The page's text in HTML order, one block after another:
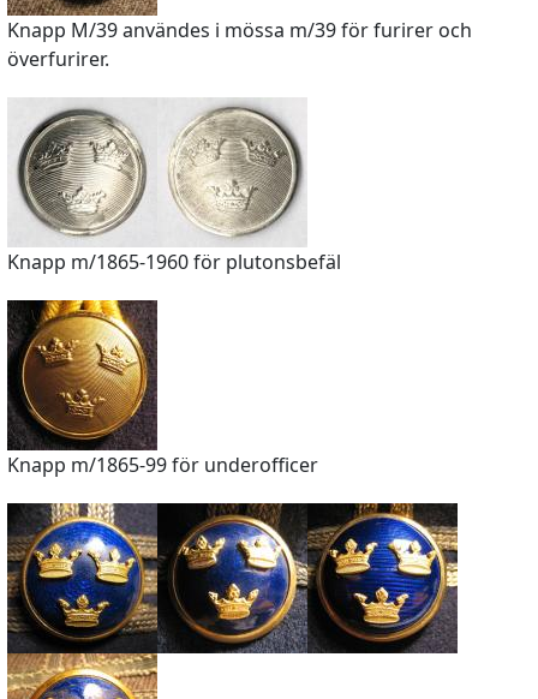
Knapp M/39 användes i mössa m/39 för furirer och
överfurirer.
Knapp m/1865-1960 för plutonsbefäl
Knapp m/1865-99 för underofficer